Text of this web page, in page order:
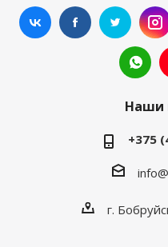
Наши
+375
г.